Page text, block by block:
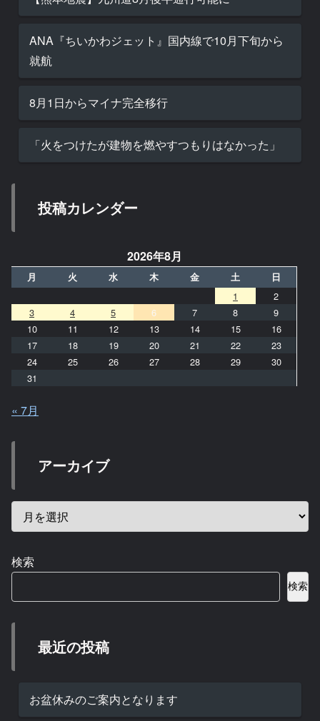
ANA『ちいかわジェット』国内線で10月下旬から
就航
8月1日からマイナ完全移行
「火をつけたが建物を燃やすつもりはなかった」
投稿カレンダー
2026年8月
月 火 水 木 金 土 日
1
2
3
4 5 6 7 8
9
10
11 12 13 14 15
16
17
18 19 20 21 22
23
24
25 26 27 28 29
30
31
« 7月
アーカイブ
検索
検索
最近の投稿
お盆休みのご案内となります